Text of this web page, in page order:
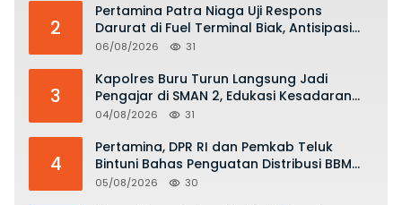
2
Pertamina Patra Niaga Uji Respons
Darurat di Fuel Terminal Biak, Antisipasi
Risiko Kebakaran dan Tumpahan BBM
06/08/2026 31
3
Kapolres Buru Turun Langsung Jadi
Pengajar di SMAN 2, Edukasi Kesadaran
Hukum dan Stop Kekerasan
04/08/2026 31
4
Pertamina, DPR RI dan Pemkab Teluk
Bintuni Bahas Penguatan Distribusi BBM
dan LPG
05/08/2026 30